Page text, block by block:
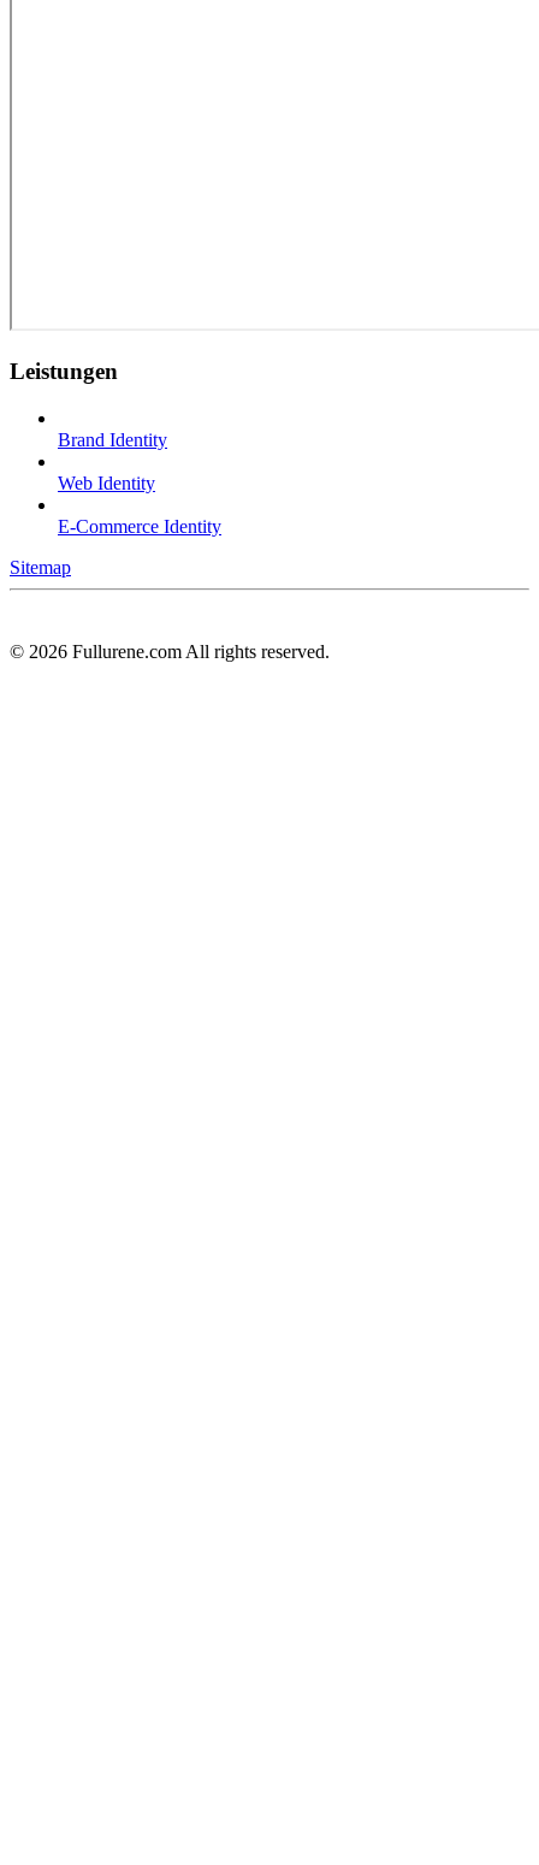
Leistungen
Brand Identity
Web Identity
E-Commerce Identity
Sitemap
© 2026 Fullurene.com All rights reserved.